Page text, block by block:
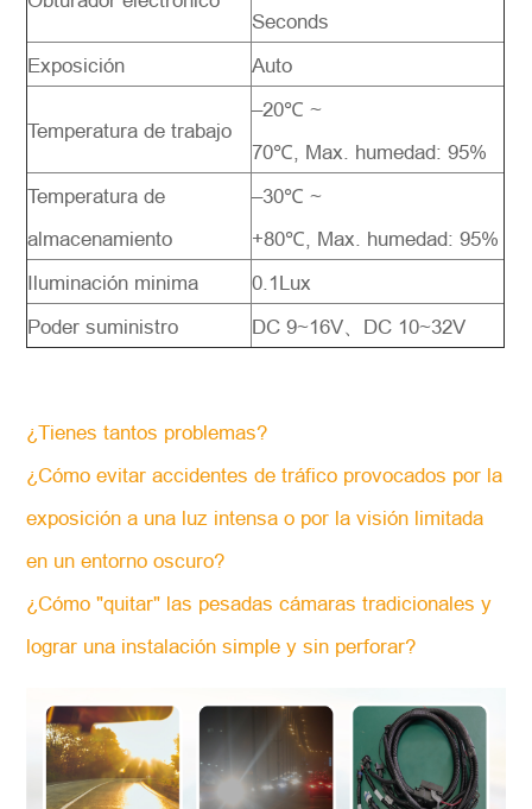
Seconds
Exposición
Auto
Temperatura de trabajo
–20℃ ~
70℃, Max. humedad: 95%
Temperatura de
almacenamiento
–30℃ ~
+80℃, Max. humedad: 95%
Iluminación minima
0.1Lux
Poder suministro
DC 9~16V、DC 10~32V
¿Tienes tantos problemas?
¿Cómo evitar accidentes de tráfico provocados por la
exposición a una luz intensa o por la visión limitada
en un entorno oscuro?
¿Cómo "quitar" las pesadas cámaras tradicionales y
lograr una instalación simple y sin perforar?